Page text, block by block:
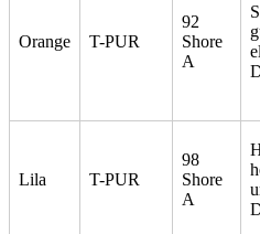
Orange T-PUR
92
Shore
A
Lila T-PUR
98
Shore
A